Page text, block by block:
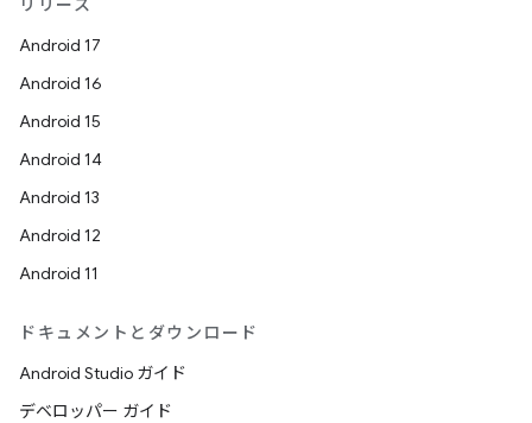
リリース
Android 17
Android 16
Android 15
Android 14
Android 13
Android 12
Android 11
ドキュメントとダウンロード
Android Studio ガイド
デベロッパー ガイド